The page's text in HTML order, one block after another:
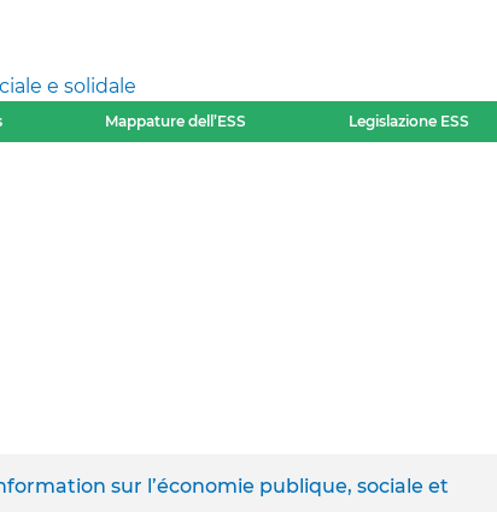
e solidale
Mappature dell’ESS Legislazione ESS
sur l’économie publique, sociale et